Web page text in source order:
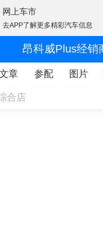
网上车市
去APP了解更多精彩汽车信息
昂科威Plus经销
章 参配 图片
合店